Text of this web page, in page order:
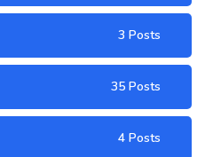
3 Posts
35 Posts
4 Posts